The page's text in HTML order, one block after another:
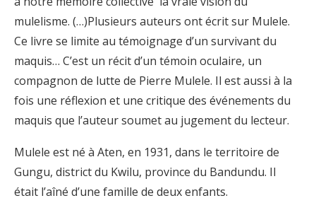
mulelisme. (…)Plusieurs auteurs ont écrit sur Mulele.
Ce livre se limite au témoignage d’un survivant du
maquis… C’est un récit d’un témoin oculaire, un
compagnon de lutte de Pierre Mulele. Il est aussi à la
fois une réflexion et une critique des événements du
maquis que l’auteur soumet au jugement du lecteur.
Mulele est né à Aten, en 1931, dans le territoire de
Gungu, district du Kwilu, province du Bandundu. Il
était l’aîné d’une famille de deux enfants.